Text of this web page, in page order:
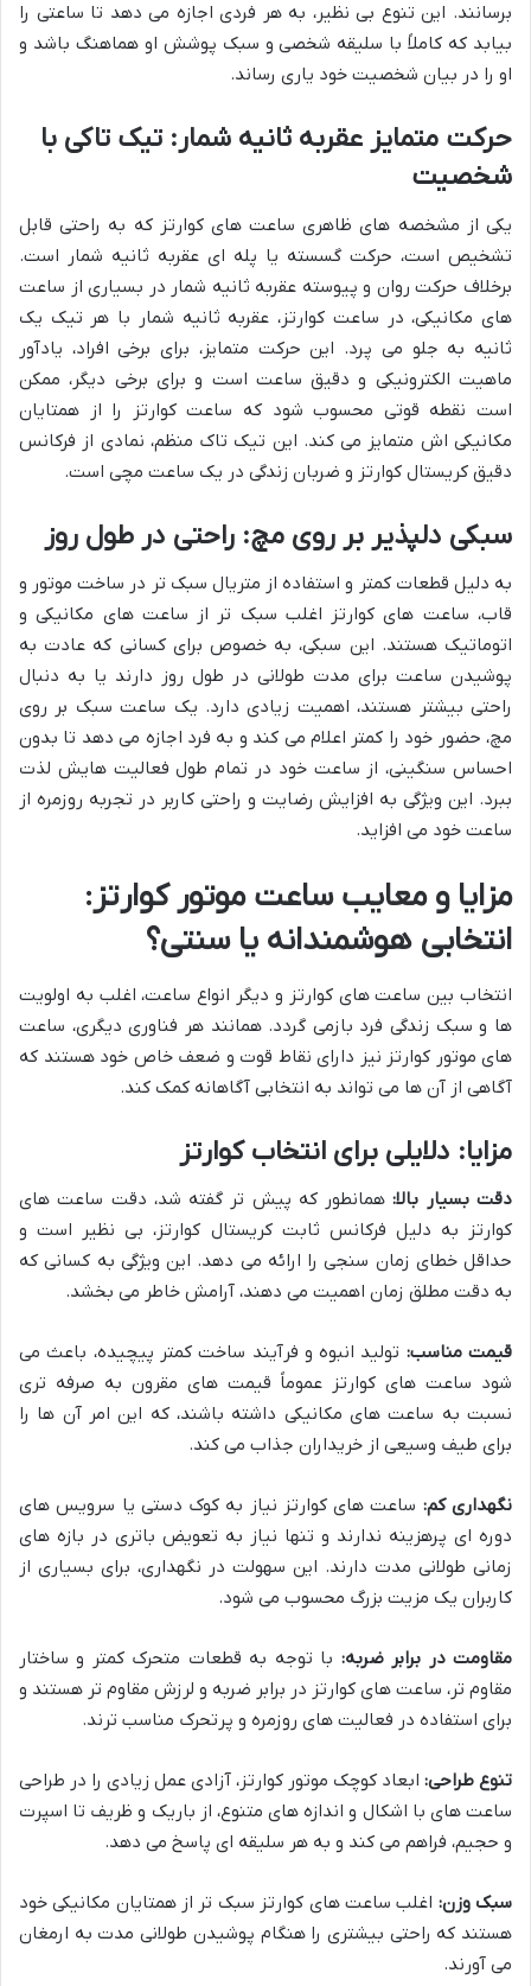
برسانند. این تنوع بی نظیر، به هر فردی اجازه می دهد تا ساعتی را
بیابد که کاملاً با سلیقه شخصی و سبک پوشش او هماهنگ باشد و
او را در بیان شخصیت خود یاری رساند.
حرکت متمایز عقربه ثانیه شمار: تیک تاکی با
شخصیت
یکی از مشخصه های ظاهری ساعت های کوارتز که به راحتی قابل
تشخیص است، حرکت گسسته یا پله ای عقربه ثانیه شمار است.
برخلاف حرکت روان و پیوسته عقربه ثانیه شمار در بسیاری از ساعت
های مکانیکی، در ساعت کوارتز، عقربه ثانیه شمار با هر تیک یک
ثانیه به جلو می پرد. این حرکت متمایز، برای برخی افراد، یادآور
ماهیت الکترونیکی و دقیق ساعت است و برای برخی دیگر، ممکن
است نقطه قوتی محسوب شود که ساعت کوارتز را از همتایان
مکانیکی اش متمایز می کند. این تیک تاک منظم، نمادی از فرکانس
دقیق کریستال کوارتز و ضربان زندگی در یک ساعت مچی است.
سبکی دلپذیر بر روی مچ: راحتی در طول روز
به دلیل قطعات کمتر و استفاده از متریال سبک تر در ساخت موتور و
قاب، ساعت های کوارتز اغلب سبک تر از ساعت های مکانیکی و
اتوماتیک هستند. این سبکی، به خصوص برای کسانی که عادت به
پوشیدن ساعت برای مدت طولانی در طول روز دارند یا به دنبال
راحتی بیشتر هستند، اهمیت زیادی دارد. یک ساعت سبک بر روی
مچ، حضور خود را کمتر اعلام می کند و به فرد اجازه می دهد تا بدون
احساس سنگینی، از ساعت خود در تمام طول فعالیت هایش لذت
ببرد. این ویژگی به افزایش رضایت و راحتی کاربر در تجربه روزمره از
ساعت خود می افزاید.
مزایا و معایب ساعت موتور کوارتز:
انتخابی هوشمندانه یا سنتی؟
انتخاب بین ساعت های کوارتز و دیگر انواع ساعت، اغلب به اولویت
ها و سبک زندگی فرد بازمی گردد. همانند هر فناوری دیگری، ساعت
های موتور کوارتز نیز دارای نقاط قوت و ضعف خاص خود هستند که
آگاهی از آن ها می تواند به انتخابی آگاهانه کمک کند.
مزایا: دلایلی برای انتخاب کوارتز
دقت بسیار بالا:همانطور که پیش تر گفته شد، دقت ساعت های
کوارتز به دلیل فرکانس ثابت کریستال کوارتز، بی نظیر است و
حداقل خطای زمان سنجی را ارائه می دهد. این ویژگی به کسانی که
به دقت مطلق زمان اهمیت می دهند، آرامش خاطر می بخشد.
قیمت مناسب: تولید انبوه و فرآیند ساخت کمتر پیچیده، باعث می
شود ساعت های کوارتز عموماً قیمت های مقرون به صرفه تری
نسبت به ساعت های مکانیکی داشته باشند، که این امر آن ها را
برای طیف وسیعی از خریداران جذاب می کند.
نگهداری کم: ساعت های کوارتز نیاز به کوک دستی یا سرویس های
دوره ای پرهزینه ندارند و تنها نیاز به تعویض باتری در بازه های
زمانی طولانی مدت دارند. این سهولت در نگهداری، برای بسیاری از
کاربران یک مزیت بزرگ محسوب می شود.
مقاومت در برابر ضربه: با توجه به قطعات متحرک کمتر و ساختار
مقاوم تر، ساعت های کوارتز در برابر ضربه و لرزش مقاوم تر هستند و
برای استفاده در فعالیت های روزمره و پرتحرک مناسب ترند.
تنوع طراحی: ابعاد کوچک موتور کوارتز، آزادی عمل زیادی را در طراحی
ساعت های با اشکال و اندازه های متنوع، از باریک و ظریف تا اسپرت
و حجیم، فراهم می کند و به هر سلیقه ای پاسخ می دهد.
سبک وزن: اغلب ساعت های کوارتز سبک تر از همتایان مکانیکی خود
هستند که راحتی بیشتری را هنگام پوشیدن طولانی مدت به ارمغان
می آورند.